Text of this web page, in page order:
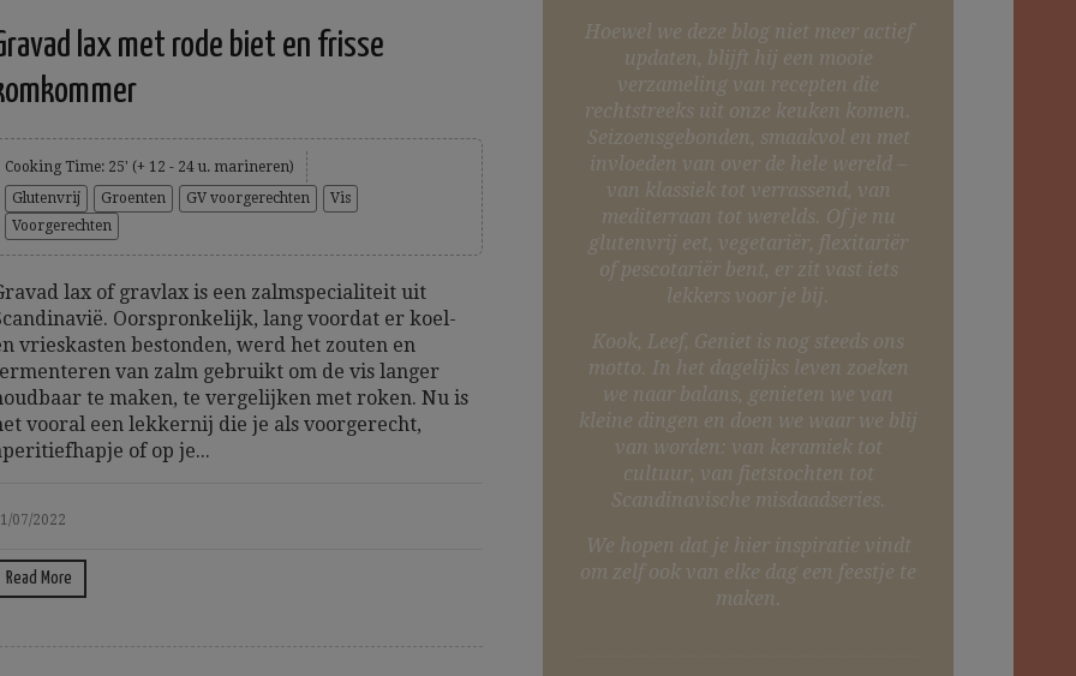
lax met rode biet en frisse
Cooking Time: 25' (+ 12 - 24 u. marineren)
Glutenvrij
Groenten GV voorgerechten
Vis
Voorgerechten
lax of gravlax is een zalmspecialiteit uit
Oorspronkelijk, lang voordat er koel-
vrieskasten bestonden, werd het zouten en
van zalm gebruikt om de vis langer
te maken, te vergelijken met roken. Nu is
vooral een lekkernij die je als voorgerecht,
of op je...
07/2022
Read More
Hoewel we deze blog niet meer actief
updaten, blijft hij een mooie
verzameling van recepten die
rechtstreeks uit onze keuken komen.
Seizoensgebonden, smaakvol en met
invloeden van over de hele wereld –
van klassiek tot verrassend, van
mediterraan tot werelds. Of je nu
glutenvrij eet, vegetariër, flexitariër
of pescotariër bent, er zit vast iets
lekkers voor je bij.
Kook, Leef, Geniet is nog steeds ons
motto. In het dagelijks leven zoeken
we naar balans, genieten we van
kleine dingen en doen we waar we blij
van worden: van keramiek tot
cultuur, van fietstochten tot
Scandinavische misdaadseries.
We hopen dat je hier inspiratie vindt
om zelf ook van elke dag een feestje te
maken.